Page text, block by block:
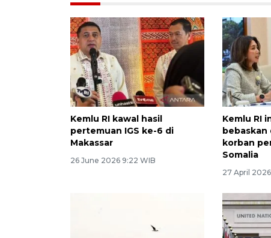
Kemlu RI kawal hasil
pertemuan IGS ke-6 di
Makassar
26 June 2026 9:22 WIB
Kemlu RI
bebaskan
korban
Somalia
27 April 2026